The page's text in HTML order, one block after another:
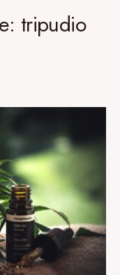
tripudio